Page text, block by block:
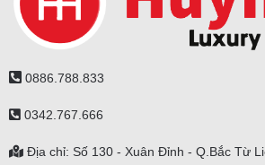
0886.788.833
0342.767.666
Địa chỉ: Số 130 - Xuân Đỉnh - Q.Bắc Từ